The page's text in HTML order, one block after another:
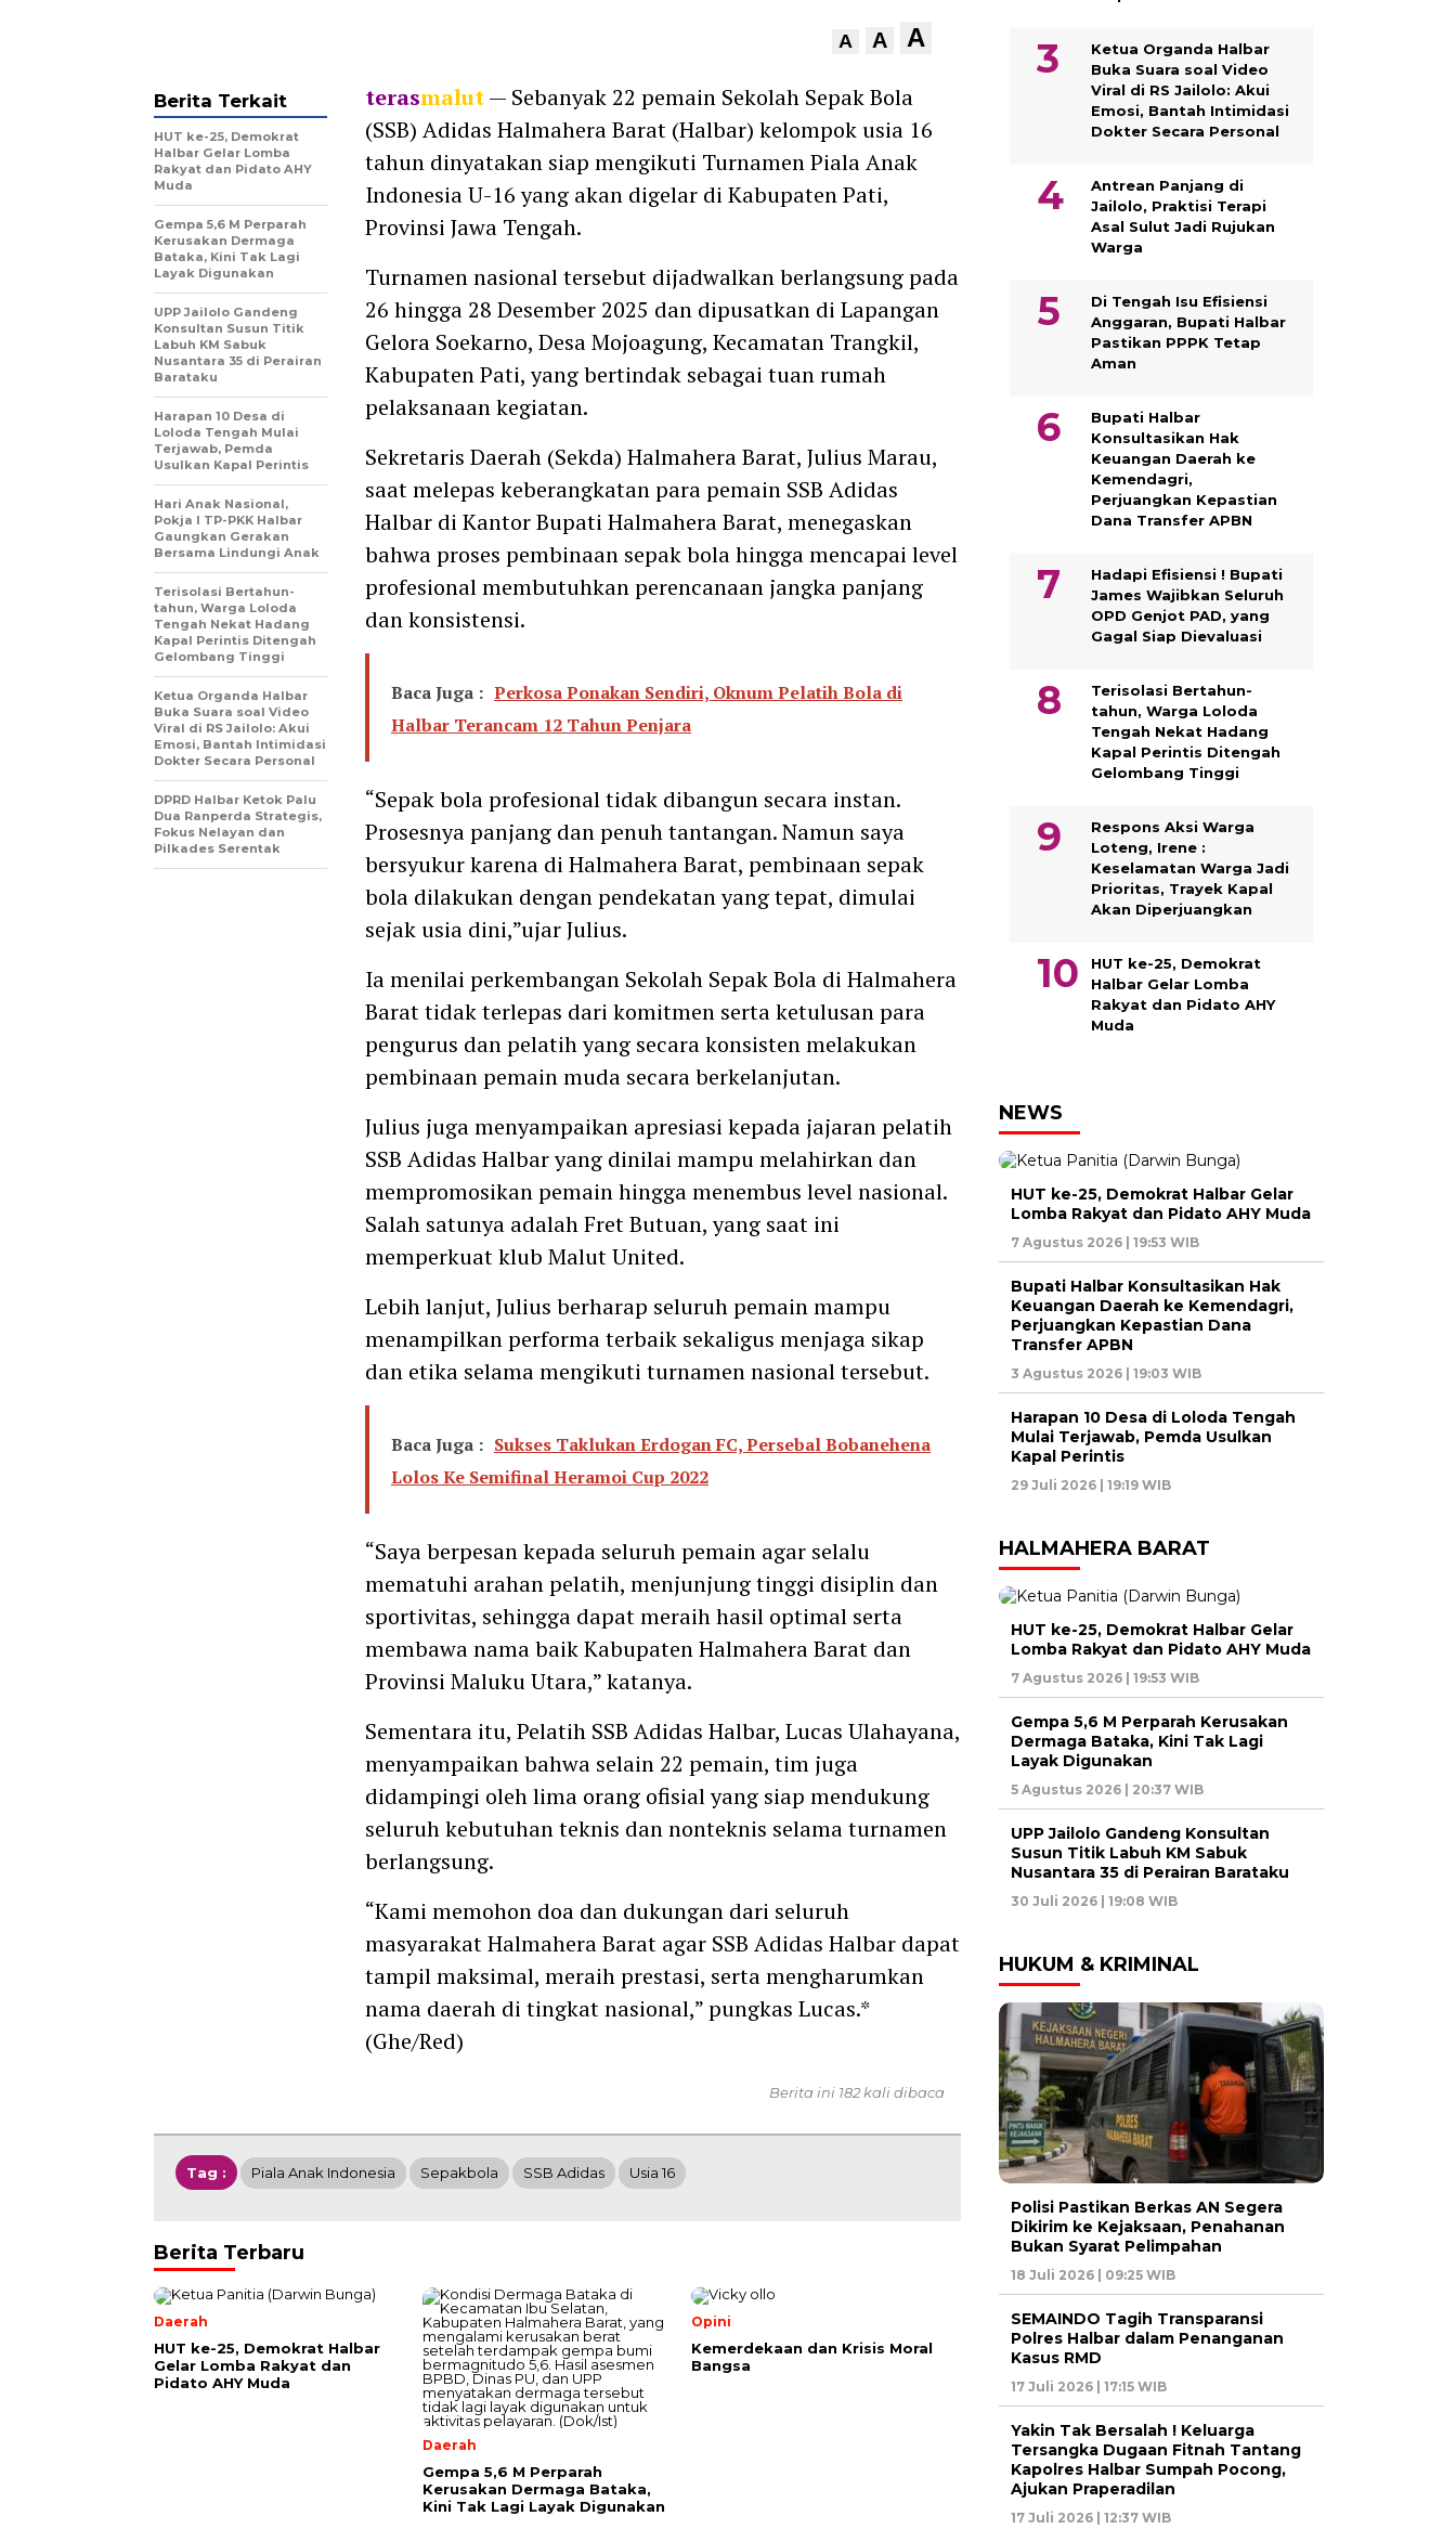
A A A
terasmalut— Sebanyak 22 pemain Sekolah Sepak Bola
(SSB) Adidas Halmahera Barat (Halbar) kelompok usia 16
tahun dinyatakan siap mengikuti Turnamen Piala Anak
Indonesia U-16 yang akan digelar di Kabupaten Pati,
Provinsi Jawa Tengah.
Turnamen nasional tersebut dijadwalkan berlangsung pada
26 hingga 28 Desember 2025 dan dipusatkan di Lapangan
Gelora Soekarno, Desa Mojoagung, Kecamatan Trangkil,
Kabupaten Pati, yang bertindak sebagai tuan rumah
pelaksanaan kegiatan.
Sekretaris Daerah (Sekda) Halmahera Barat, Julius Marau,
saat melepas keberangkatan para pemain SSB Adidas
Halbar di Kantor Bupati Halmahera Barat, menegaskan
bahwa proses pembinaan sepak bola hingga mencapai level
profesional membutuhkan perencanaan jangka panjang
dan konsistensi.
Baca Juga : Perkosa Ponakan Sendiri, Oknum Pelatih Bola di
Halbar Terancam 12 Tahun Penjara
“Sepak bola profesional tidak dibangun secara instan.
Prosesnya panjang dan penuh tantangan. Namun saya
bersyukur karena di Halmahera Barat, pembinaan sepak
bola dilakukan dengan pendekatan yang tepat, dimulai
sejak usia dini,”ujar Julius.
Ia menilai perkembangan Sekolah Sepak Bola di Halmahera
Barat tidak terlepas dari komitmen serta ketulusan para
pengurus dan pelatih yang secara konsisten melakukan
pembinaan pemain muda secara berkelanjutan.
Julius juga menyampaikan apresiasi kepada jajaran pelatih
SSB Adidas Halbar yang dinilai mampu melahirkan dan
mempromosikan pemain hingga menembus level nasional.
Salah satunya adalah Fret Butuan, yang saat ini
memperkuat klub Malut United.
Lebih lanjut, Julius berharap seluruh pemain mampu
menampilkan performa terbaik sekaligus menjaga sikap
dan etika selama mengikuti turnamen nasional tersebut.
Baca Juga : Sukses Taklukan Erdogan FC, Persebal Bobanehena
Lolos Ke Semifinal Heramoi Cup 2022
“Saya berpesan kepada seluruh pemain agar selalu
mematuhi arahan pelatih, menjunjung tinggi disiplin dan
sportivitas, sehingga dapat meraih hasil optimal serta
membawa nama baik Kabupaten Halmahera Barat dan
Provinsi Maluku Utara,” katanya.
Sementara itu, Pelatih SSB Adidas Halbar, Lucas Ulahayana,
menyampaikan bahwa selain 22 pemain, tim juga
didampingi oleh lima orang ofisial yang siap mendukung
seluruh kebutuhan teknis dan nonteknis selama turnamen
berlangsung.
“Kami memohon doa dan dukungan dari seluruh
masyarakat Halmahera Barat agar SSB Adidas Halbar dapat
tampil maksimal, meraih prestasi, serta mengharumkan
nama daerah di tingkat nasional,” pungkas Lucas.*
(Ghe/Red)
Berita Terkait
HUT ke-25, Demokrat
Halbar Gelar Lomba
Rakyat dan Pidato AHY
Muda
Gempa 5,6 M Perparah
Kerusakan Dermaga
Bataka, Kini Tak Lagi
Layak Digunakan
UPP Jailolo Gandeng
Konsultan Susun Titik
Labuh KM Sabuk
Nusantara 35 di Perairan
Barataku
Harapan 10 Desa di
Loloda Tengah Mulai
Terjawab, Pemda
Usulkan Kapal Perintis
Hari Anak Nasional,
Pokja I TP-PKK Halbar
Gaungkan Gerakan
Bersama Lindungi Anak
Terisolasi Bertahun-
tahun, Warga Loloda
Tengah Nekat Hadang
Kapal Perintis Ditengah
Gelombang Tinggi
Ketua Organda Halbar
Buka Suara soal Video
Viral di RS Jailolo: Akui
Emosi, Bantah Intimidasi
Dokter Secara Personal
DPRD Halbar Ketok Palu
Dua Ranperda Strategis,
Fokus Nelayan dan
Pilkades Serentak
Berita ini 182 kali dibaca
Tag : Piala Anak Indonesia Sepakbola SSB Adidas Usia 16
Berita Terbaru
Daerah
HUT ke-25, Demokrat Halbar
Gelar Lomba Rakyat dan
Pidato AHY Muda
Daerah
Gempa 5,6 M Perparah
Kerusakan Dermaga Bataka,
Kini Tak Lagi Layak Digunakan
Opini
Kemerdekaan dan Krisis Moral
Bangsa
Ketua Organda Halbar
Buka Suara soal Video
Viral di RS Jailolo: Akui
Emosi, Bantah Intimidasi
Dokter Secara Personal
Antrean Panjang di
Jailolo, Praktisi Terapi
Asal Sulut Jadi Rujukan
Warga
Di Tengah Isu Efisiensi
Anggaran, Bupati Halbar
Pastikan PPPK Tetap
Aman
Bupati Halbar
Konsultasikan Hak
Keuangan Daerah ke
Kemendagri,
Perjuangkan Kepastian
Dana Transfer APBN
Hadapi Efisiensi ! Bupati
James Wajibkan Seluruh
OPD Genjot PAD, yang
Gagal Siap Dievaluasi
Terisolasi Bertahun-
tahun, Warga Loloda
Tengah Nekat Hadang
Kapal Perintis Ditengah
Gelombang Tinggi
Respons Aksi Warga
Loteng, Irene :
Keselamatan Warga Jadi
Prioritas, Trayek Kapal
Akan Diperjuangkan
HUT ke-25, Demokrat
Halbar Gelar Lomba
Rakyat dan Pidato AHY
Muda
NEWS
HUT ke-25, Demokrat Halbar Gelar
Lomba Rakyat dan Pidato AHY Muda
7 Agustus 2026 | 19:53 WIB
Bupati Halbar Konsultasikan Hak
Keuangan Daerah ke Kemendagri,
Perjuangkan Kepastian Dana
Transfer APBN
3 Agustus 2026 | 19:03 WIB
Harapan 10 Desa di Loloda Tengah
Mulai Terjawab, Pemda Usulkan
Kapal Perintis
29 Juli 2026 | 19:19 WIB
HALMAHERA BARAT
HUT ke-25, Demokrat Halbar Gelar
Lomba Rakyat dan Pidato AHY Muda
7 Agustus 2026 | 19:53 WIB
Gempa 5,6 M Perparah Kerusakan
Dermaga Bataka, Kini Tak Lagi
Layak Digunakan
5 Agustus 2026 | 20:37 WIB
UPP Jailolo Gandeng Konsultan
Susun Titik Labuh KM Sabuk
Nusantara 35 di Perairan Barataku
30 Juli 2026 | 19:08 WIB
HUKUM & KRIMINAL
Polisi Pastikan Berkas AN Segera
Dikirim ke Kejaksaan, Penahanan
Bukan Syarat Pelimpahan
18 Juli 2026 | 09:25 WIB
SEMAINDO Tagih Transparansi
Polres Halbar dalam Penanganan
Kasus RMD
17 Juli 2026 | 17:15 WIB
Yakin Tak Bersalah ! Keluarga
Tersangka Dugaan Fitnah Tantang
Kapolres Halbar Sumpah Pocong,
Ajukan Praperadilan
17 Juli 2026 | 12:37 WIB